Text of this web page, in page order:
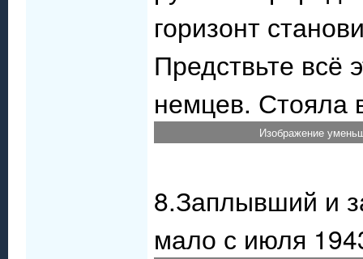
горизонт
Предствьте всё
немцев. Стояла
Изображение
8.Заплывший и
мало с июля